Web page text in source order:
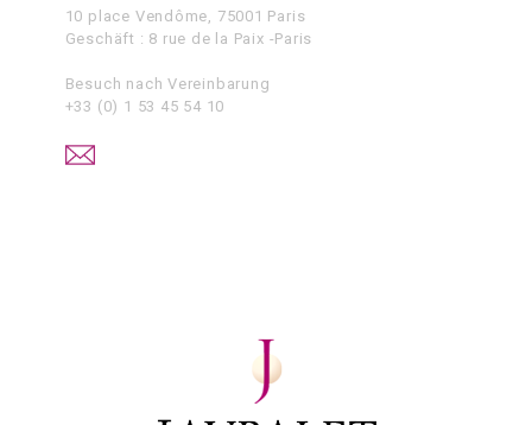
10 place Vendôme, 75001 Paris
Geschäft : 8 rue de la Paix -Paris
Besuch nach Vereinbarung
+33 (0) 1 53 45 54 10